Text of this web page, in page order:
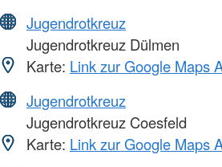
Jugendrotkreuz
Jugendrotkreuz Dülmen
Karte: Link zur Google Maps
Jugendrotkreuz
Jugendrotkreuz Coesfeld
Karte: Link zur Google Maps